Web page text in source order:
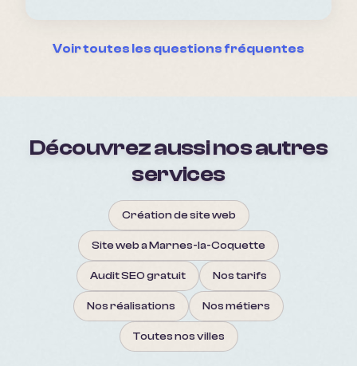
Voir toutes les questions fréquentes
Découvrez aussi nos autres
services
Création de site web
Site web a Marnes-la-Coquette
Audit SEO gratuit Nos tarifs
Nos réalisations Nos métiers
Toutes nos villes